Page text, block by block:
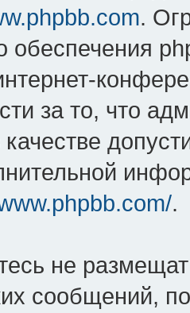
.
обеспечения
за то, что
.
не
сообщений,